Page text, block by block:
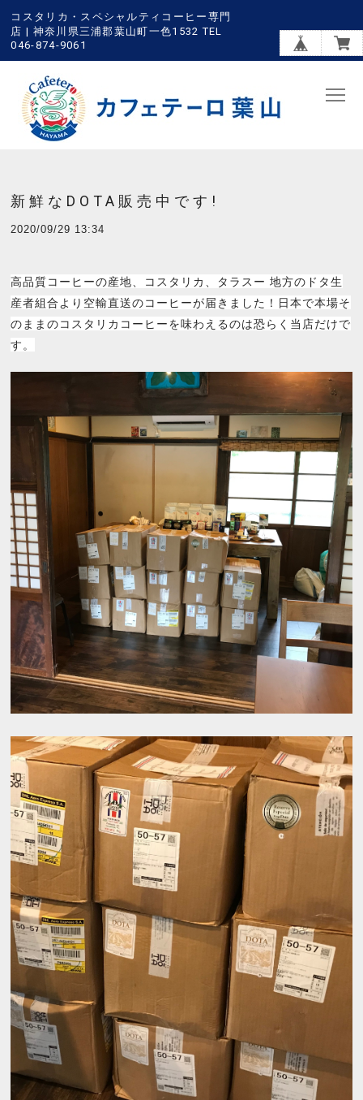
コスタリカ・スペシャルティコーヒー専門
店 | 神奈川県三浦郡葉山町一色1532 TEL
046-874-9061
新鮮なDOTA販売中です!
2020/09/29 13:34
高品質コーヒーの産地、コスタリカ、タラスー 地方のドタ生
産者組合より空輸直送のコーヒーが届きました！日本で本場そ
のままのコスタリカコーヒーを味わえるのは恐らく当店だけで
す。